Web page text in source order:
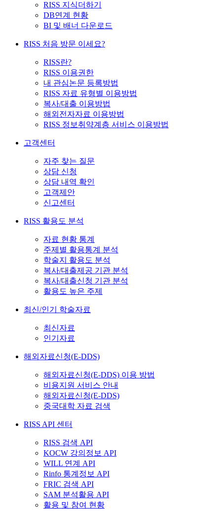
RISS 지식더하기
DB연계 현황
BI 및 배너 다운로드
RISS 처음 방문 이세요?
RISS란?
RISS 이용권한
내 관심논문 등록방법
RISS 자료 유형별 이용방법
복사/대출 이용방법
해외전자자료 이용방법
RISS 정보취약계층 서비스 이용방법
고객센터
자주 찾는 질문
상담 신청
상담 내역 확인
고객제안
신고센터
RISS 활용도 분석
자료 현황 통계
주제별 활용통계 분석
학술지 활용도 분석
복사/대출제공 기관 분석
복사/대출신청 기관 분석
활용도 높은 주제
최신/인기 학술자료
최신자료
인기자료
해외자료신청(E-DDS)
해외자료신청(E-DDS) 이용 방법
비용지원 서비스 안내
해외자료신청(E-DDS)
중국대학 자료 검색
RISS API 센터
RISS 검색 API
KOCW 강의정보 API
WILL 연계 API
Rinfo 통계정보 API
FRIC 검색 API
SAM 분석활용 API
활용 및 참여 현황